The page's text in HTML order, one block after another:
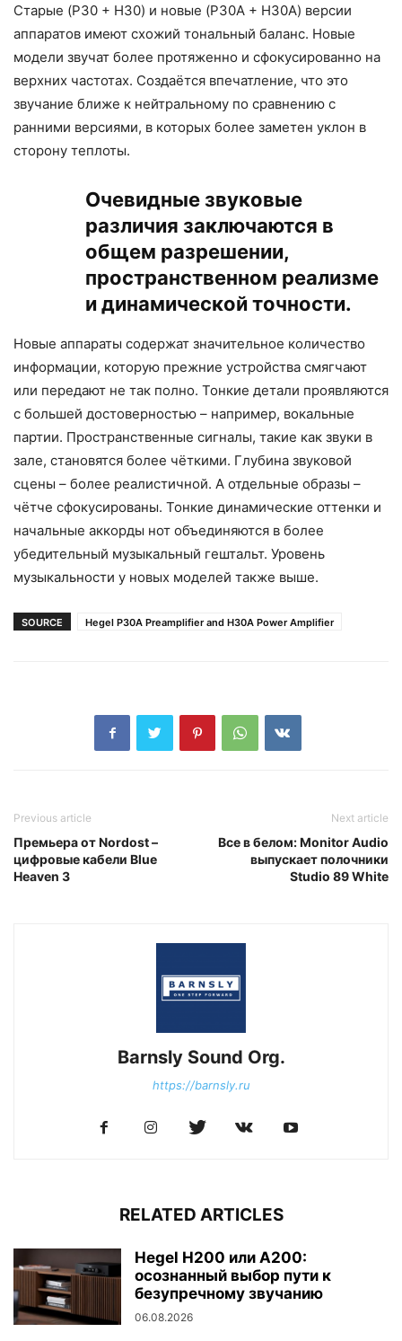
Старые (P30 + H30) и новые (P30A + H30A) версии
аппаратов имеют схожий тональный баланс. Новые
модели звучат более протяженно и сфокусированно на
верхних частотах. Создаётся впечатление, что это
звучание ближе к нейтральному по сравнению с
ранними версиями, в которых более заметен уклон в
сторону теплоты.
Очевидные звуковые
различия заключаются в
общем разрешении,
пространственном реализме
и динамической точности.
Новые аппараты содержат значительное количество
информации, которую прежние устройства смягчают
или передают не так полно. Тонкие детали проявляются
с большей достоверностью – например, вокальные
партии. Пространственные сигналы, такие как звуки в
зале, становятся более чёткими. Глубина звуковой
сцены – более реалистичной. А отдельные образы –
чётче сфокусированы. Тонкие динамические оттенки и
начальные аккорды нот объединяются в более
убедительный музыкальный гештальт. Уровень
музыкальности у новых моделей также выше.
SOURCE Hegel P30A Preamplifier and H30A Power Amplifier
Previous article
Премьера от Nordost –
цифровые кабели Blue
Heaven 3
Next article
Все в белом: Monitor Audio
выпускает полочники
Studio 89 White
Barnsly Sound Org.
https://barnsly.ru
RELATED ARTICLES
Hegel H200 или A200:
осознанный выбор пути к
безупречному звучанию
06.08.2026